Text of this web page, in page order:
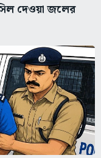
দেওয়া জলের